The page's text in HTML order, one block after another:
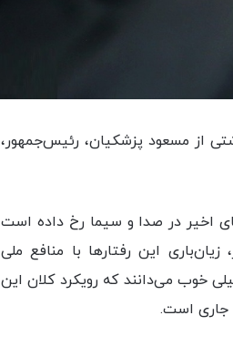
از مسعود پزشکیان، رئیس‌جمهور،
اخیر در صدا و سیما رخ داده است
این رفتار‌ها با منافع ملی
خوب می‌دانند که رویکرد کلان این
جاری است.